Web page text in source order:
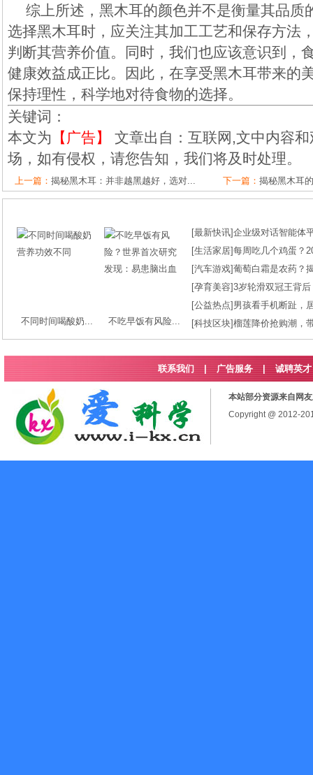
综上所述，黑木耳的颜色并不是衡量其品质
选择黑木耳时，应关注其加工工艺和保存方法
判断其营养价值。同时，我们也应该意识到，
健康效益成正比。因此，在享受黑木耳带来的
保持理性，科学地对待食物的选择。
关键词：
本文为 【广告】
文章出自：互联网,文中内容
场，如有侵权，请您告知，我们将及时处理。
上一篇： 揭秘黑木耳：并非越黑越好，选对... 下一篇： 揭秘黑木耳
不同时间喝酸奶... 不吃早饭有风险...
[最新快讯]企业级对话智能体
[生活家居]每周吃几个鸡蛋？
[汽车游戏]葡萄白霜是农药？
[孕育美容]3岁轮滑双冠王背
[公益热点] 男孩看手机断趾，
[科技区块]榴莲降价抢购潮，
联系我们 广告服务 | 诚聘英才
本站部分资源来自网
Copyright @ 2012-